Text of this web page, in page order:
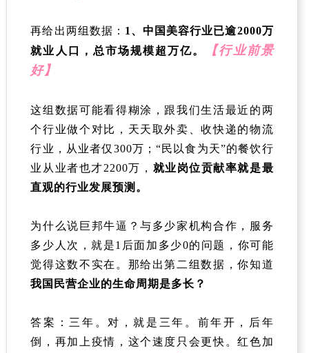
再给出两组数据： 1、中国美容行业已逾2000万
就业人口，总市场规模超万亿。
【行业前景
好】
这组数据可能看得糊涂，跟我们生活最近的两
个行业做个对比，天天取外卖、收快递的物流
行业，从业者仅300万；“民以食为天”的餐饮行
业从业者也才2200万， 就业岗位贡献率就是最
直观的行业发展预测。
为什么说巨邦牛逼？与多少家机构合作，服务
多少人次，就是1后面加多少0的问题，你可能
觉得这数不实在。那给出第二组数据，你知道
我国民营企业的生命周期是多长？
答案：三年。对，就是三年。前年开，后年
倒，再加上疫情，这个速度只会更快。红色加